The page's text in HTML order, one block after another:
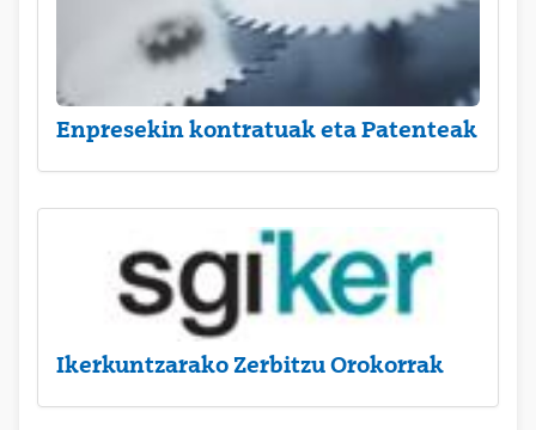
Enpresekin kontratuak eta Patenteak
Ikerkuntzarako Zerbitzu Orokorrak